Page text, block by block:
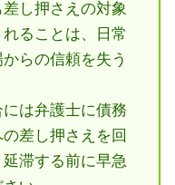
し押さえの対象
ることは、日常
らの信頼を失う
は弁護士に債務
差し押さえを回
滞する前に早急